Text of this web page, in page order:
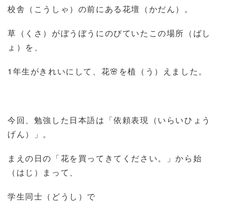
校舎（こうしゃ）の前にある花壇（かだん）。
草（くさ）がぼうぼうにのびていたこの場所（ばし
ょ）を、
1 年生がきれいにして、花🌸 を植（う）えました。
今回、勉強した日本語は「依頼表現（いらいひょう
げん）」。
まえの日の「花を買ってきてください。」から始
（はじ）まって、
学生同士（どうし）で